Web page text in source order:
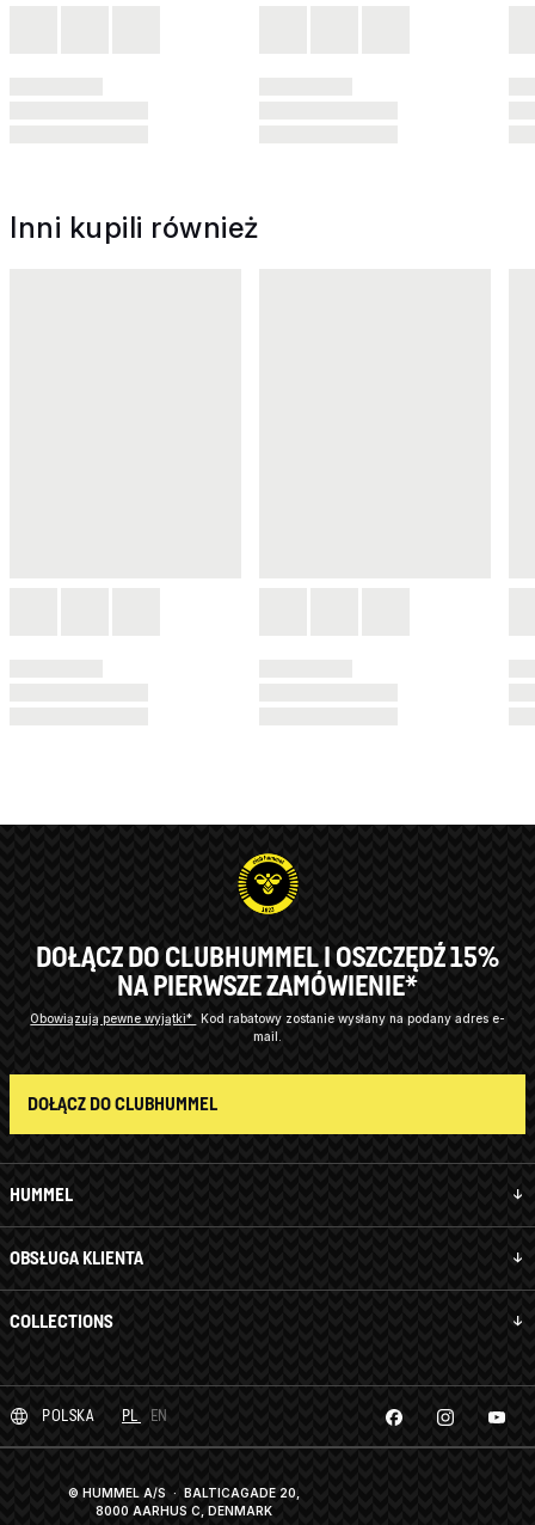
Inni kupili również
HUMMEL
OBSŁUGA KLIENTA
COLLECTIONS
DOŁĄCZ DO CLUBHUMMEL I OSZCZĘDŹ 15%
NA PIERWSZE ZAMÓWIENIE*
Obowiązują pewne wyjątki* Kod rabatowy zostanie wysłany na podany adres e-
mail.
DOŁĄCZ DO CLUBHUMMEL
POLSKA PL EN
© HUMMEL A/S · BALTICAGADE 20,
8000 AARHUS C, DENMARK